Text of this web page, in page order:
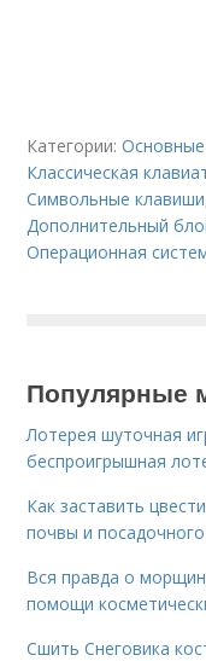
Категории:Основные
Классическая
Символьные клавиши
Дополнительный
Операционная
Популярные
Лотерея шуточная
беспроигрышная
Как заставить
почвы и
Вся правда о
помощи
Сшить Снеговика